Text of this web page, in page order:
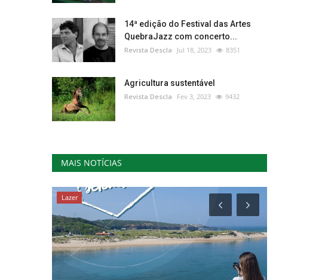
14ª edição do Festival das Artes
QuebraJazz com concerto...
Revista Descla Jul 18, 2023 8351
Agricultura sustentável
Revista Descla Fev 3, 2023 9432
MAIS NOTÍCIAS
Lazer